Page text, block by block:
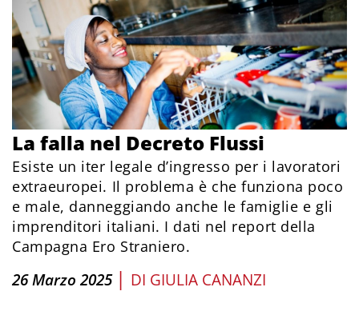
La falla nel Decreto Flussi
Esiste un iter legale d’ingresso per i lavoratori
extraeuropei. Il problema è che funziona poco
e male, danneggiando anche le famiglie e gli
imprenditori italiani. I dati nel report della
Campagna Ero Straniero.
26 Marzo 2025 | DI GIULIA CANANZI